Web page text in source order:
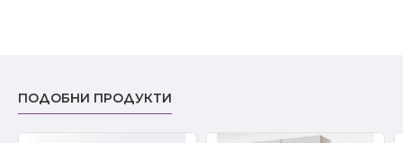
ПОДОБНИ ПРОДУКТИ